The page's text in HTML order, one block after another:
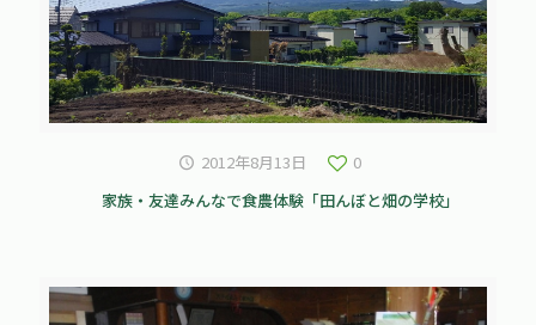
2012年8月13日
0
家族・友達みんなで食農体験「田んぼと畑の学校」